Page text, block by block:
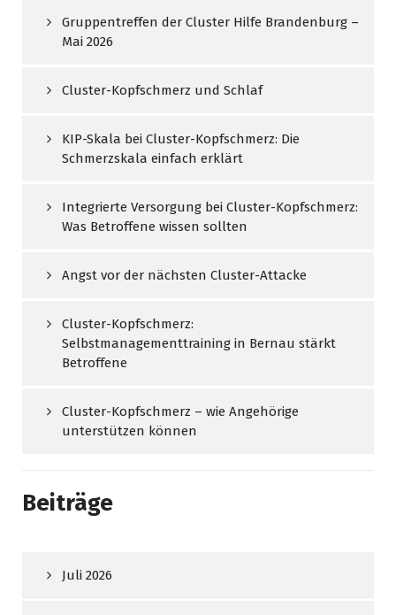
Gruppentreffen der Cluster Hilfe Brandenburg –
Mai 2026
Cluster-Kopfschmerz und Schlaf
KIP-Skala bei Cluster-Kopfschmerz: Die
Schmerzskala einfach erklärt
Integrierte Versorgung bei Cluster-Kopfschmerz:
Was Betroffene wissen sollten
Angst vor der nächsten Cluster-Attacke
Cluster-Kopfschmerz:
Selbstmanagementtraining in Bernau stärkt
Betroffene
Cluster-Kopfschmerz – wie Angehörige
unterstützen können
Beiträge
Juli 2026